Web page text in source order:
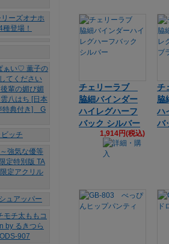
チェリーラブ
脇細バインダー
ハイレグハーフ
バック シルバー
1,914円(税込)
チ
脇
ハ
バ